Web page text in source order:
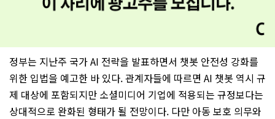
정부는 지난주 국가 AI 전략을 발표하면서 챗봇 안전성 강화를
위한 입법을 예고한 바 있다. 관계자들에 따르면 AI 챗봇 역시 규
제 대상에 포함되지만 소셜미디어 기업에 적용되는 규정보다는
상대적으로 완화된 형태가 될 전망이다. 다만 아동 보호 의무와